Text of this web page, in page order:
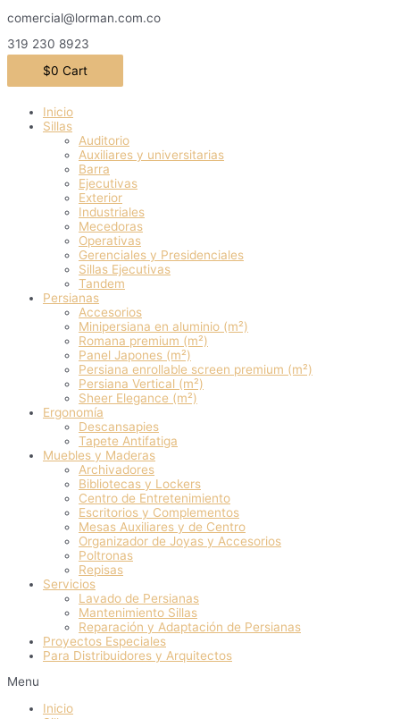
comercial@lorman.com.co
319 230 8923
$0 Cart
Inicio
Sillas
Auditorio
Auxiliares y universitarias
Barra
Ejecutivas
Exterior
Industriales
Mecedoras
Operativas
Gerenciales y Presidenciales
Sillas Ejecutivas
Tandem
Persianas
Accesorios
Minipersiana en aluminio (m²)
Romana premium (m²)
Panel Japones (m²)
Persiana enrollable screen premium (m²)
Persiana Vertical (m²)
Sheer Elegance (m²)
Ergonomía
Descansapies
Tapete Antifatiga
Muebles y Maderas
Archivadores
Bibliotecas y Lockers
Centro de Entretenimiento
Escritorios y Complementos
Mesas Auxiliares y de Centro
Organizador de Joyas y Accesorios
Poltronas
Repisas
Servicios
Lavado de Persianas
Mantenimiento Sillas
Reparación y Adaptación de Persianas
Proyectos Especiales
Para Distribuidores y Arquitectos
Menu
Inicio